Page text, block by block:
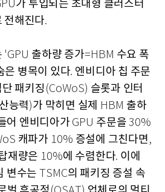
가 투입되는 초대형 클러스터
전해진다.
'GPU 출하량 증가=HBM 수요 폭
은 병목이 있다. 엔비디아 칩 주문
단 패키징 (CoWoS) 슬롯과 인터
능력)가 막히면 실제 HBM 출하
어 엔비디아가 GPU 주문을30%
캐파가 10% 증설에 그친다면,
재량은 10%에 수렴한다. 이에
변수는 TSMC의 패키징 증설 속